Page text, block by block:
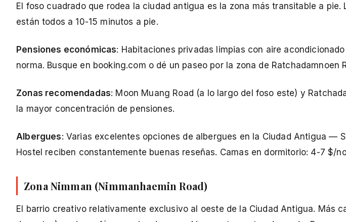
El foso cuadrado que rodea la ciudad antigua es la zona más transitable a
están todos a 10-15 minutos a pie.
Pensiones económicas: Habitaciones privadas limpias con aire
norma. Busque en booking.com o dé un paseo por la zona de Ratchadamnoen
Zonas recomendadas: Moon Muang Road (a lo largo del foso este) y
la mayor concentración de pensiones.
Albergues: Varias excelentes opciones de albergues en la Ciudad Antigua —
Hostel reciben constantemente buenas reseñas. Camas en dormitorio: 4-7 $/
Zona Nimman (Nimmanhaemin Road)
El barrio creativo relativamente exclusivo al oeste de la Ciudad Antigua. Más